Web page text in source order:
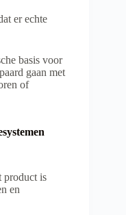
er echte
basis voor
gaan met
of
product is
en